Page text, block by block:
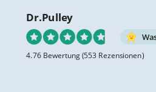
Dr.Pulley
4.76 Bewertung (553 Rezensionen)